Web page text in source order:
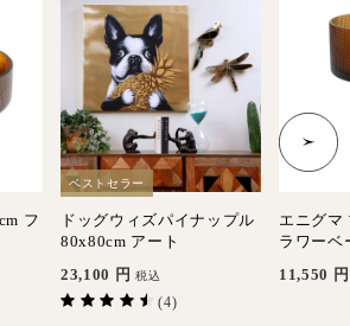
フ
ベストセラー
ドッグウィズパイナップル
80x80cm アート
23,100 円 税込
(4)
エニグマ
ラワーベ
11,550 円